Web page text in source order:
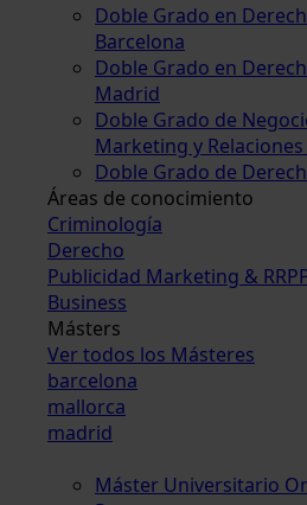
Doble Grado en
Barcelona
Doble Grado en
Madrid
Doble Grado de
Marketing y
Doble Grado de
Áreas de conocimiento
Criminología
Derecho
Publicidad Marketing &
Business
Másters
Ver todos los Másteres
barcelona
mallorca
madrid
Máster Universitario